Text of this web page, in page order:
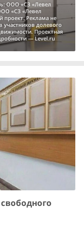
ООО «СЗ «Левел
«СЗ «Левел
проект. Реклама не
участников долевого
Проектная
— Level.ru